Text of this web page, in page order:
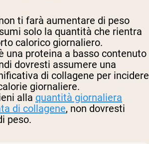
ti farà aumentare di peso
solo la quantità che rientra
calorico giornaliero.
una proteina a basso contenuto
dovresti assumere una
di collagene per incidere
giornaliere.
alla quantità giornaliera
di collagene, non dovresti
peso.